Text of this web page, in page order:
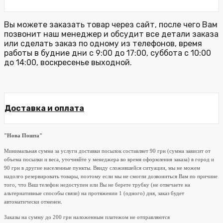
Вы можете заказать товар через сайт, после чего Вам
позвонит наш менеджер и обсудит все детали заказа
или сделать заказ по одному из телефонов, время
работы в будние дни с 9:00 до 17:00, суббота с 10:00
до 14:00, воскресенье выходной.
Доставка и оплата
"Нова Пошта"
Минимальная сумма за услуги доставки посылок составляет 90 грн (сумма зависит от
объема посылки и веса, уточняйте у менеджера во время оформления заказа) в город и
90 грн в другие населенные пункты. Ввиду сложившейся ситуации, мы не можем
надолго резервировать товары, поэтому если мы не смогли дозвониться Вам по причине
того, что Ваш телефон недоступен или Вы не берете трубку (не отвечаете на
альтернативные способы связи) на протяжении 1 (одного) дня, заказ будет
автоматически отменен.
Заказы на сумму до 200 грн наложенным платежом не отправляются